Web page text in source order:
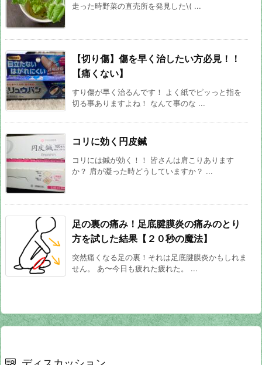
走った時野菜の直売所を発見した\( ...
【切り傷】傷を早く治したい方必見！！
【痛くない】
すり傷が早く治るんです！ よく紙でピッっと指を
切る事ありますよね！ なんて事のな ...
コリに効く円皮鍼
コリには鍼が効く！！ 皆さんは肩こりあります
か？ 肩が凝った時どうしていますか？ ...
足の裏の痛み！足底腱膜炎の痛みのとり
方を試した結果【２０秒の魔法】
突然痛くなる足の裏！それは足底腱膜炎かもしれま
せん。 あ〜今日も疲れた疲れた。 ...